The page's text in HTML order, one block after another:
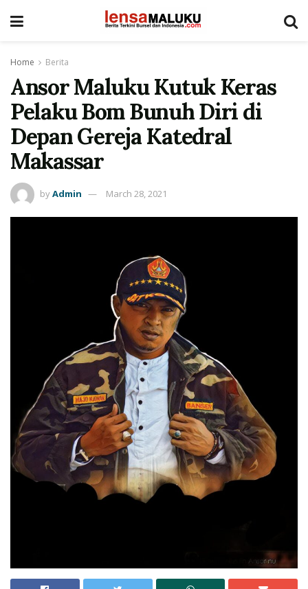
Home Berita
Ansor Maluku Kutuk Keras
Pelaku Bom Bunuh Diri di
Depan Gereja Katedral
Makassar
byAdmin March 28, 2021